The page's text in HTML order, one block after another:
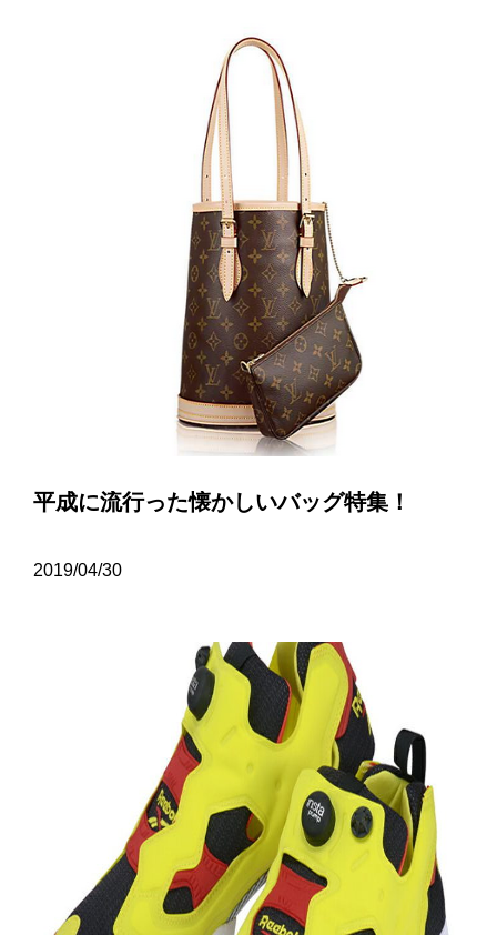
平成に流行った懐かしいバッグ特集！
2019/04/30